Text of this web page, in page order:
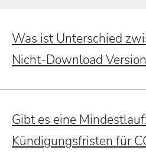
Was ist Unterschied
Nicht-Download
Gibt es eine
Kündigungsfristen für